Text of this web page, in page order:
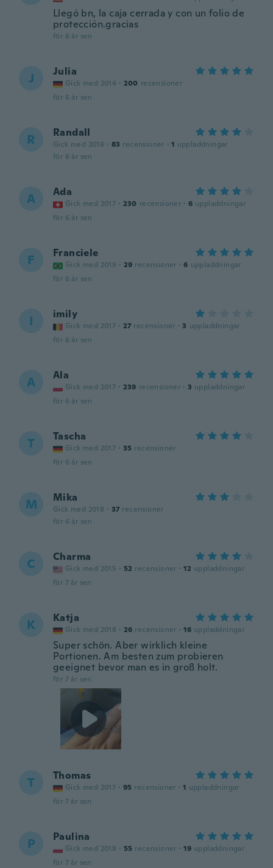
Llegó bn, la caja cerrada y con un folio de
protección.gracias
för 6 år sen
J Julia
Gick med 2014 · 200 recensioner
för 6 år sen
R Randall
Gick med 2016 · 83 recensioner · 1 uppladdningar
för 6 år sen
A Ada
Gick med 2017 · 230 recensioner · 6 uppladdningar
för 6 år sen
F Franciele
Gick med 2019 · 29 recensioner · 6 uppladdningar
för 6 år sen
I imily
Gick med 2017 · 27 recensioner · 3 uppladdningar
för 6 år sen
A Ala
Gick med 2017 · 239 recensioner · 3 uppladdningar
för 6 år sen
T Tascha
Gick med 2017 · 35 recensioner
för 6 år sen
M Mika
Gick med 2018 · 37 recensioner
för 6 år sen
C Charma
Gick med 2015 · 52 recensioner · 12 uppladdningar
för 7 år sen
K Katja
Gick med 2018 · 26 recensioner · 16 uppladdningar
Super schön. Aber wirklich kleine
Portionen. Am besten zum probieren
geeignet bevor man es in groß holt.
för 7 år sen
T Thomas
Gick med 2017 · 95 recensioner · 1 uppladdningar
för 7 år sen
P Paulina
Gick med 2018 · 55 recensioner · 19 uppladdningar
för 7 år sen